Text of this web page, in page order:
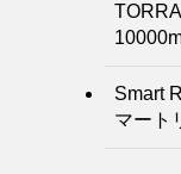
Smart
マート